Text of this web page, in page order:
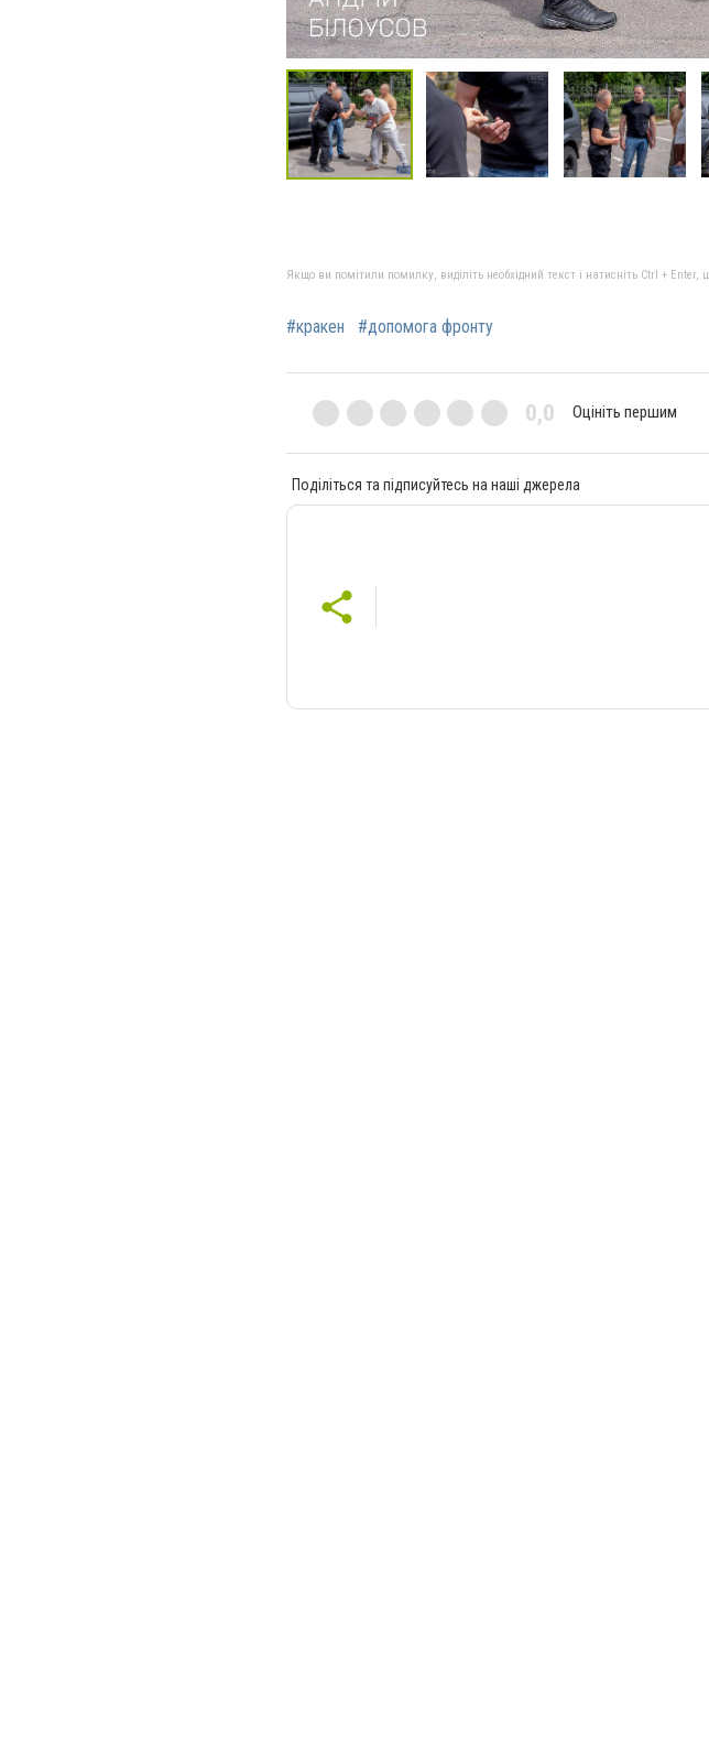
Якщо ви помітили помилку, виділіть необхідний текст і натисніть Ctrl + Enter,
#кракен #допомога фронту
0,0 Оцініть першим
Поділіться та підписуйтесь на наші джерела